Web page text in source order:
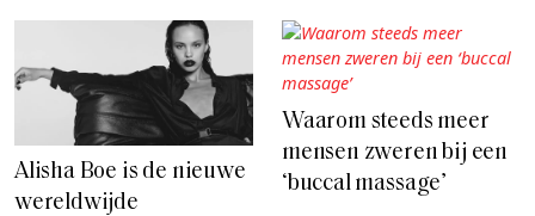
Alisha Boe is de nieuwe
wereldwijde
Waarom steeds meer
mensen zweren bij een
‘buccal massage’